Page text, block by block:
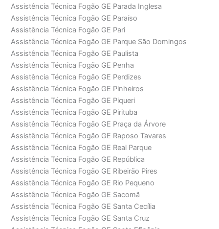
Assistência Técnica Fogão GE Parada Inglesa
Assistência Técnica Fogão GE Paraíso
Assistência Técnica Fogão GE Pari
Assistência Técnica Fogão GE Parque São Domingos
Assistência Técnica Fogão GE Paulista
Assistência Técnica Fogão GE Penha
Assistência Técnica Fogão GE Perdizes
Assistência Técnica Fogão GE Pinheiros
Assistência Técnica Fogão GE Piqueri
Assistência Técnica Fogão GE Pirituba
Assistência Técnica Fogão GE Praça da Árvore
Assistência Técnica Fogão GE Raposo Tavares
Assistência Técnica Fogão GE Real Parque
Assistência Técnica Fogão GE República
Assistência Técnica Fogão GE Ribeirão Pires
Assistência Técnica Fogão GE Rio Pequeno
Assistência Técnica Fogão GE Sacomã
Assistência Técnica Fogão GE Santa Cecília
Assistência Técnica Fogão GE Santa Cruz